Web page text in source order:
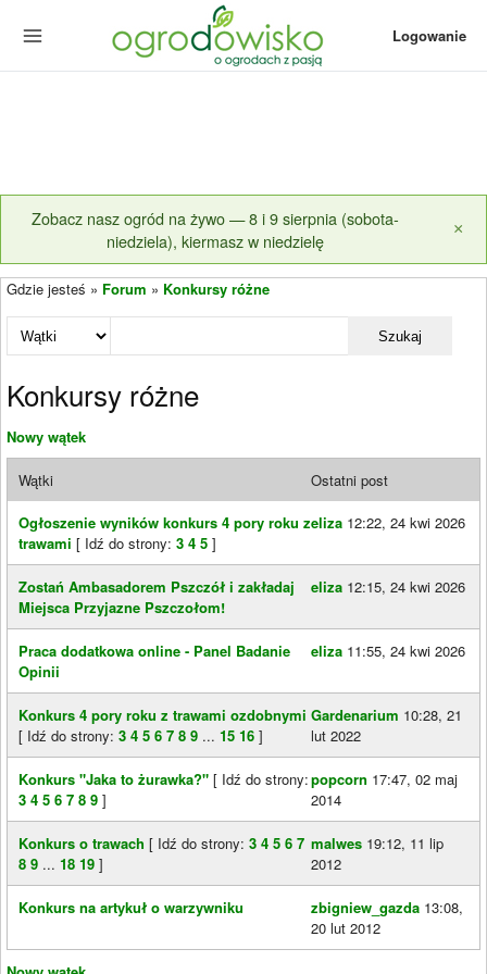
Logowanie
Zobacz nasz ogród na żywo — 8 i 9 sierpnia (sobota-
niedziela), kiermasz w niedzielę
×
Gdzie jesteś » Forum » Konkursy różne
Szukaj
Konkursy różne
Nowy wątek
Wątki Ostatni post
Ogłoszenie wyników konkurs 4 pory roku z
trawami [ Idź do strony: 3 4 5 ]
eliza 12:22, 24 kwi 2026
Zostań Ambasadorem Pszczół i zakładaj
Miejsca Przyjazne Pszczołom!
eliza 12:15, 24 kwi 2026
Praca dodatkowa online - Panel Badanie
Opinii
eliza 11:55, 24 kwi 2026
Konkurs 4 pory roku z trawami ozdobnymi
[ Idź do strony: 3 4 5 6 7 8 9 ... 15 16 ]
Gardenarium 10:28, 21
lut 2022
Konkurs "Jaka to żurawka?" [ Idź do strony:
3 4 5 6 7 8 9 ]
popcorn 17:47, 02 maj
2014
Konkurs o trawach [ Idź do strony: 3 4 5 6 7
8 9 ... 18 19 ]
malwes 19:12, 11 lip
2012
Konkurs na artykuł o warzywniku zbigniew_gazda 13:08,
20 lut 2012